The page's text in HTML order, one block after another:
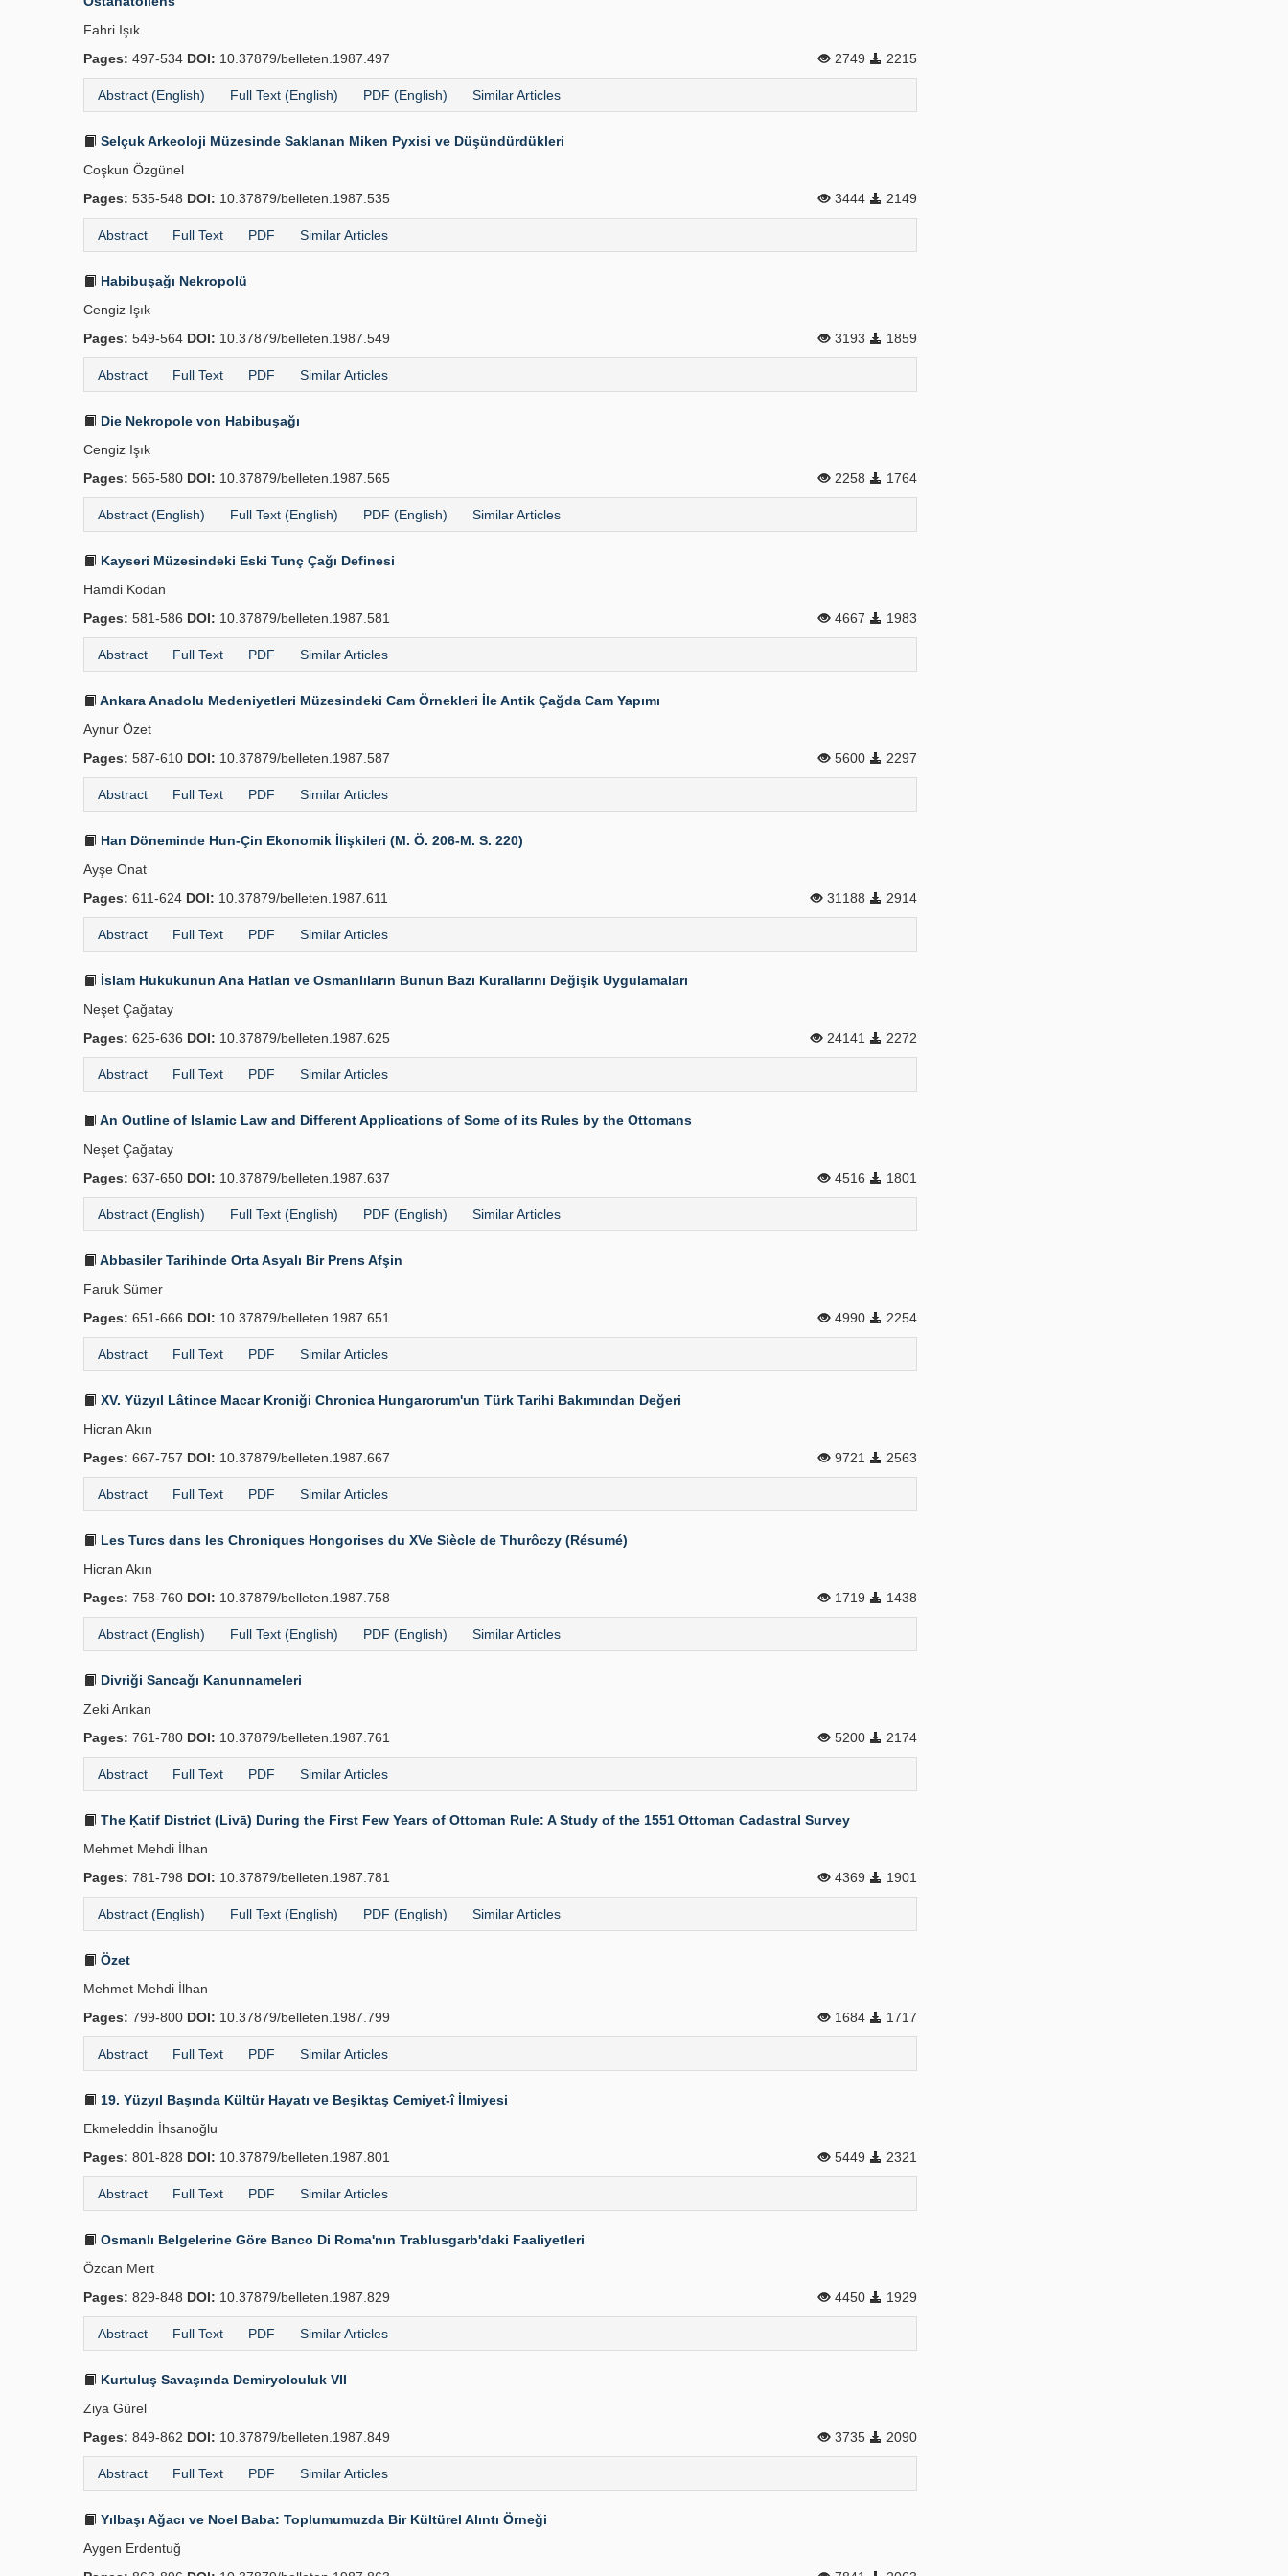
Fahri Işık
Pages: 497-534 DOI: 10.37879/belleten.1987.497 2749 2215
Abstract (English) Full Text (English) PDF (English) Similar Articles
Selçuk Arkeoloji Müzesinde Saklanan Miken Pyxisi ve Düşündürdükleri
Coşkun Özgünel
Pages: 535-548 DOI: 10.37879/belleten.1987.535 3444 2149
Abstract Full Text PDF Similar Articles
Habibuşağı Nekropolü
Cengiz Işık
Pages: 549-564 DOI: 10.37879/belleten.1987.549 3193 1859
Abstract Full Text PDF Similar Articles
Die Nekropole von Habibuşağı
Cengiz Işık
Pages: 565-580 DOI: 10.37879/belleten.1987.565 2258 1764
Abstract (English) Full Text (English) PDF (English) Similar Articles
Kayseri Müzesindeki Eski Tunç Çağı Definesi
Hamdi Kodan
Pages: 581-586 DOI: 10.37879/belleten.1987.581 4667 1983
Abstract Full Text PDF Similar Articles
Ankara Anadolu Medeniyetleri Müzesindeki Cam Örnekleri İle Antik Çağda Cam Yapımı
Aynur Özet
Pages: 587-610 DOI: 10.37879/belleten.1987.587 5600 2297
Abstract Full Text PDF Similar Articles
Han Döneminde Hun-Çin Ekonomik İlişkileri (M. Ö. 206-M. S. 220)
Ayşe Onat
Pages: 611-624 DOI: 10.37879/belleten.1987.611 31188 2914
Abstract Full Text PDF Similar Articles
İslam Hukukunun Ana Hatları ve Osmanlıların Bunun Bazı Kurallarını Değişik Uygulamaları
Neşet Çağatay
Pages: 625-636 DOI: 10.37879/belleten.1987.625 24141 2272
Abstract Full Text PDF Similar Articles
An Outline of Islamic Law and Different Applications of Some of its Rules by the Ottomans
Neşet Çağatay
Pages: 637-650 DOI: 10.37879/belleten.1987.637 4516 1801
Abstract (English) Full Text (English) PDF (English) Similar Articles
Abbasiler Tarihinde Orta Asyalı Bir Prens Afşin
Faruk Sümer
Pages: 651-666 DOI: 10.37879/belleten.1987.651 4990 2254
Abstract Full Text PDF Similar Articles
XV. Yüzyıl Lâtince Macar Kroniği Chronica Hungarorum'un Türk Tarihi Bakımından Değeri
Hicran Akın
Pages: 667-757 DOI: 10.37879/belleten.1987.667 9721 2563
Abstract Full Text PDF Similar Articles
Les Turcs dans les Chroniques Hongorises du XVe Siècle de Thurôczy (Résumé)
Hicran Akın
Pages: 758-760 DOI: 10.37879/belleten.1987.758 1719 1438
Abstract (English) Full Text (English) PDF (English) Similar Articles
Divriği Sancağı Kanunnameleri
Zeki Arıkan
Pages: 761-780 DOI: 10.37879/belleten.1987.761 5200 2174
Abstract Full Text PDF Similar Articles
The Ḳatif District (Livā) During the First Few Years of Ottoman Rule: A Study of the 1551 Ottoman Cadastral Survey
Mehmet Mehdi İlhan
Pages: 781-798 DOI: 10.37879/belleten.1987.781 4369 1901
Abstract (English) Full Text (English) PDF (English) Similar Articles
Özet
Mehmet Mehdi İlhan
Pages: 799-800 DOI: 10.37879/belleten.1987.799 1684 1717
Abstract Full Text PDF Similar Articles
19. Yüzyıl Başında Kültür Hayatı ve Beşiktaş Cemiyet-î İlmiyesi
Ekmeleddin İhsanoğlu
Pages: 801-828 DOI: 10.37879/belleten.1987.801 5449 2321
Abstract Full Text PDF Similar Articles
Osmanlı Belgelerine Göre Banco Di Roma'nın Trablusgarb'daki Faaliyetleri
Özcan Mert
Pages: 829-848 DOI: 10.37879/belleten.1987.829 4450 1929
Abstract Full Text PDF Similar Articles
Kurtuluş Savaşında Demiryolculuk VII
Ziya Gürel
Pages: 849-862 DOI: 10.37879/belleten.1987.849 3735 2090
Abstract Full Text PDF Similar Articles
Yılbaşı Ağacı ve Noel Baba: Toplumumuzda Bir Kültürel Alıntı Örneği
Aygen Erdentuğ